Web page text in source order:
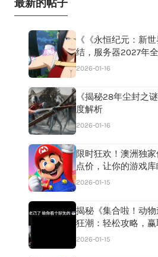
最新的帖子
《《永恒纪元：新
结，服务器2027年全
2026-01-16
《揭秘28年尘封之
度解析
2026-01-16
限时狂欢！澳洲独
点价，让你的游戏库
2026-01-15
揭秘《集合啦！动
狂潮：轻松攻略，赢
2026-01-15